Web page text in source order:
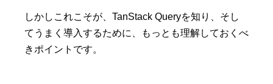
しかしこれこそが、TanStack Queryを知り、そし
てうまく導入するために、もっとも理解しておくべ
きポイントです。